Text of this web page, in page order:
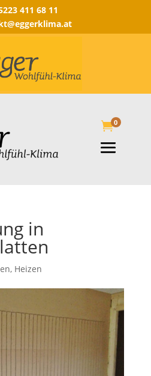
411 68 11
0
in
, Heizen